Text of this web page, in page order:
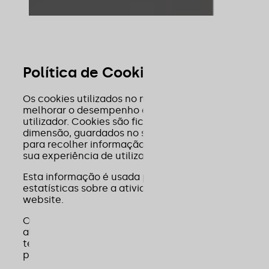
Política de Cookies
Os cookies utilizados no nosso website, servem
melhorar o desempenho e a sua experiência como
utilizador. Cookies são ficheiros de texto de
dimensão, guardados no seu dispositivo, que
para recolher informação sobre o mesmo e sobre
sua experiência de utilização.
Esta informação é usada para registar visitas e
estatísticas sobre a atividade dos utilizadores no
website.
Os titulares deste domínio não usam a informação
alojada nestes ficheiros para efeitos comerciais
terceiros, nem os cookies armazenam dados que
possam ser utilizados para efeitos de marketing.